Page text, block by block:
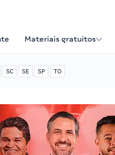
Materiais gratuitos
SC SE SP TO